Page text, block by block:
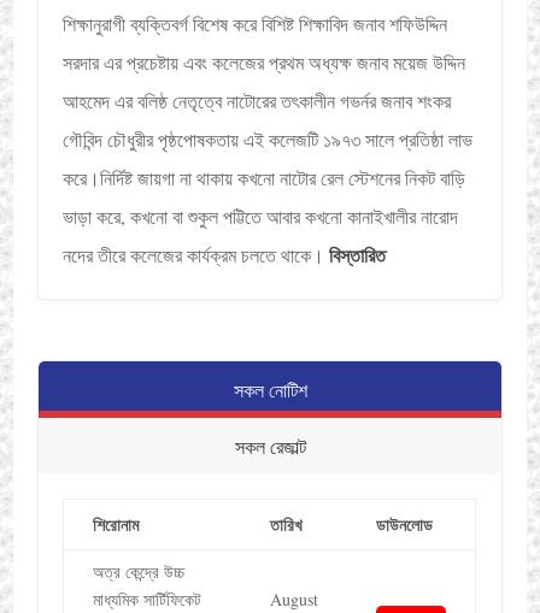
শিক্ষানুরাগী ব্যক্তিবর্গ বিশেষ করে বিশিষ্ট শিক্ষাবিদ জনাব শফিউদ্দিন
সরদার এর প্রচেষ্টায় এবং কলেজের প্রথম অধ্যক্ষ জনাব ময়েজ উদ্দিন
আহমেদ এর বলিষ্ঠ নেতৃত্বে নাটোরের তৎকালীন গভর্নর জনাব শংকর
গৌবিন্দ চৌধুরীর পৃষ্ঠপোষকতায় এই কলেজটি ১৯৭৩ সালে প্রতিষ্ঠা লাভ
করে।নির্দিষ্ট জায়গা না থাকায় কখনো নাটোর রেল স্টেশনের নিকট বাড়ি
ভাড়া করে, কখনো বা শুকুল পট্টিতে আবার কখনো কানাইখালীর নারোদ
নদের তীরে কলেজের কার্যক্রম চলতে থাকে।বিস্তারিত
সকল নোটিশ
সকল রেজাল্ট
শিরোনাম তারিখ ডাউনলোড
অত্র কেন্দ্রে উচ্চ
মাধ্যমিক সার্টিফিকেট
August